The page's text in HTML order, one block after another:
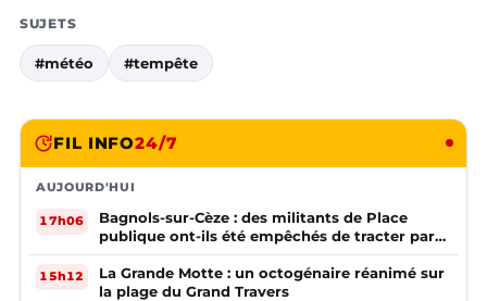
SUJETS
#météo #tempête
FIL INFO24/7
AUJOURD'HUI
17h06
Bagnols-sur-Cèze : des militants de Place
publique ont-ils été empêchés de tracter par
la mairie ?
15h12
La Grande Motte : un octogénaire réanimé sur
la plage du Grand Travers